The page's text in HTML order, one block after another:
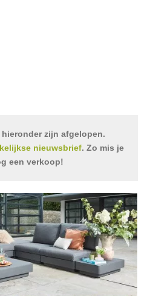
zijn afgelopen.
nieuwsbrief. Zo mis je
een verkoop!